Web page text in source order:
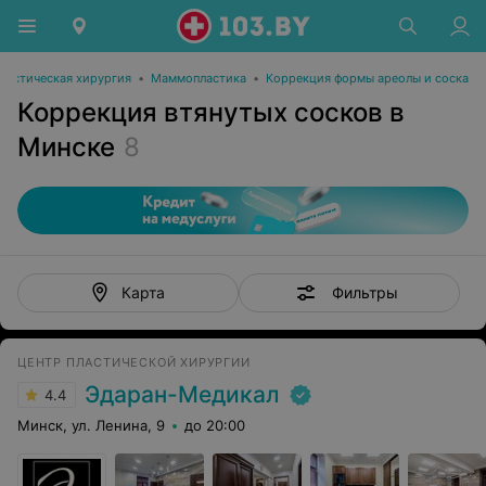
хирургия • Маммопластика • Коррекция формы ареолы и соска
Коррекция втянутых сосков в
Минске 8
Карта Фильтры
ЦЕНТР ПЛАСТИЧЕСКОЙ ХИРУРГИИ
4.4 Эдаран-Медикал
Минск, ул. Ленина, 9 до 20:00